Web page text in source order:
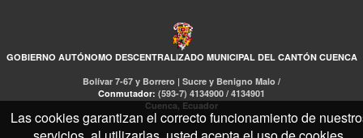
GOBIERNO AUTÓNOMO DESCENTRALIZADO MUNICIPAL DEL CANTÓN CUENCA
Bolívar 7-67 y Borrero | Sucre y Benigno Malo /
Conmutador: (593-7) 4134900 / 4134901
Cuenca, Ecuador
Las cookies garantizan el correcto funcionamiento de